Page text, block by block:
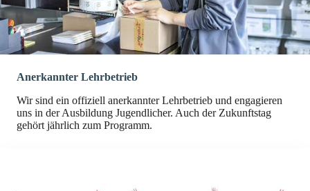
Anerkannter Lehrbetrieb
Wir sind ein offiziell anerkannter Lehrbetrieb und engagieren
uns in der Ausbildung Jugendlicher. Auch der Zukunftstag
gehört jährlich zum Programm.